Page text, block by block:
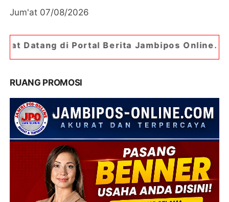
Jum'at 07/08/2026
Portal Berita Jambipos Online. Portal Berita
RUANG PROMOSI